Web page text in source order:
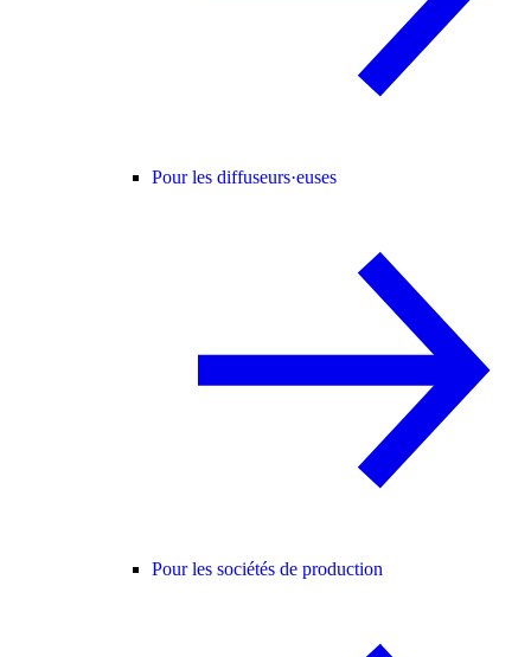
Pour les diffuseurs·euses
Pour les sociétés de production